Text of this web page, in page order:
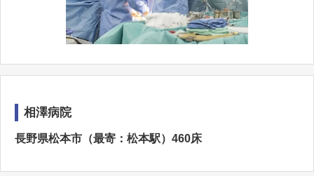
相澤病院
長野県松本市（最寄：松本駅）460床